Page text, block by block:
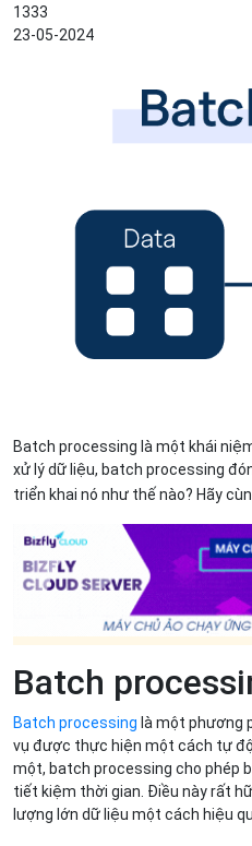
1333
23-05-2024
Batch processing là một khái
xử lý dữ liệu, batch processing
triển khai nó như thế nào? Hãy
Batch
Batch processing là một phương
vụ được thực hiện một cách tự
một, batch processing cho phép
tiết kiệm thời gian. Điều này rất
lượng lớn dữ liệu một cách hiệu